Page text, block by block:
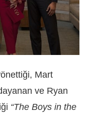
Mart
ve Ryan
“The Boys in the